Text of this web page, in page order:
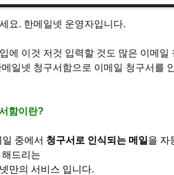
요. 한메일넷 운영자입니다.
에 이것 저것 입력할 것도 많은 이메일
메일넷 청구서함으로 이메일 청구서를
함이란?
중에서 청구서로 인식되는 메일을 자
해드리는
만의 서비스 입니다.